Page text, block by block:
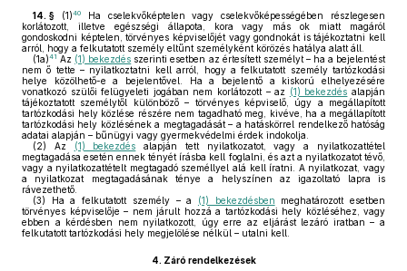
14. § (1)40Ha cselekvőképtelen vagy cselekvőképességében részlegesen
korlátozott, illetve egészségi állapota, kora vagy más ok miatt magáról
gondoskodni képtelen, törvényes képviselőjét vagy gondnokát is tájékoztatni kell
arról, hogy a felkutatott személy eltűnt személyként körözés hatálya alatt áll.
(1a)41 Az (1) bekezdés szerinti esetben az értesített személyt – ha a bejelentést
nem ő tette – nyilatkoztatni kell arról, hogy a felkutatott személy tartózkodási
helye közölhető-e a bejelentővel. Ha a bejelentő a kiskorú elhelyezésére
vonatkozó szülői felügyeleti jogában nem korlátozott – az (1) bekezdés alapján
tájékoztatott személytől különböző – törvényes képviselő, úgy a megállapított
tartózkodási hely közlése részére nem tagadható meg, kivéve, ha a megállapított
tartózkodási hely közlésének a megtagadását – a hatáskörrel rendelkező hatóság
adatai alapján – bűnügyi vagy gyermekvédelmi érdek indokolja.
(2) Az (1) bekezdés alapján tett nyilatkozatot, vagy a nyilatkozattétel
megtagadása esetén ennek tényét írásba kell foglalni, és azt a nyilatkozatot tévő,
vagy a nyilatkozattételt megtagadó személlyel alá kell íratni. A nyilatkozat, vagy
a nyilatkozat megtagadásának ténye a helyszínen az igazoltató lapra is
rávezethető.
(3) Ha a felkutatott személy – a (1) bekezdésben meghatározott esetben
törvényes képviselője – nem járult hozzá a tartózkodási hely közléséhez, vagy
ebben a kérdésben nem nyilatkozott, úgy erre az eljárást lezáró iratban – a
felkutatott tartózkodási hely megjelölése nélkül – utalni kell.
4. Záró rendelkezések